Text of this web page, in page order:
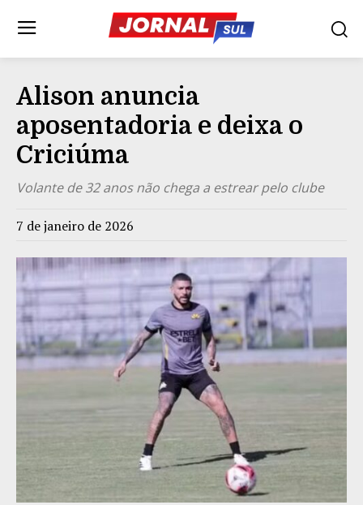
Alison anuncia
aposentadoria e deixa o
Criciúma
Volante de 32 anos não chega a estrear pelo clube
7 de janeiro de 2026